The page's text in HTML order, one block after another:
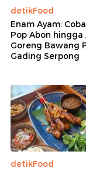
detikFood
Enam Ayam:
Pop Abon hingga
Goreng Bawang
Gading Serpong
detikFood